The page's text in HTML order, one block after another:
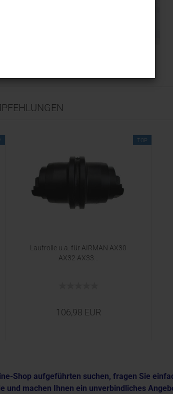
TOP
Laufrolle u.a. für AIRMAN AX30
AX32 AX33...
106,98 EUR
Shop aufgeführten suchen, fragen Sie
und machen Ihnen ein unverbindliches